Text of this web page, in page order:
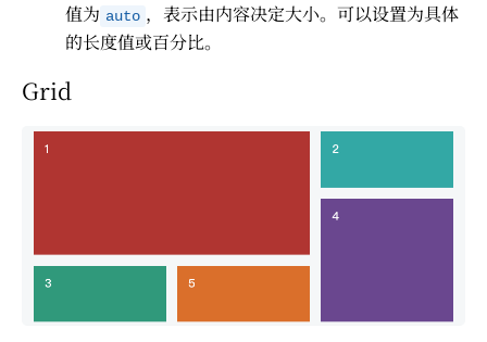
值为 auto ，表示由内容决定大小。可以设置为具体
的长度值或百分比。
Grid